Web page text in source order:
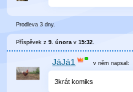
Prodleva 3 dny.
Příspěvek z9. února v15:32.
JáJá1 v něm napsal:
3krát komiks